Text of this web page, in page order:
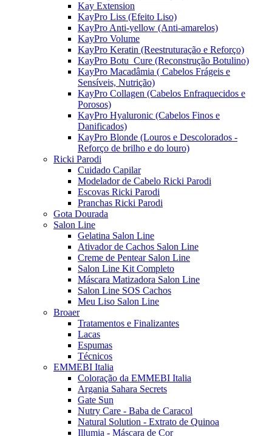
Kay Extension
KayPro Liss (Efeito Liso)
KayPro Anti-yellow (Anti-amarelos)
KayPro Volume
KayPro Keratin (Reestruturação e Reforço)
KayPro Botu_Cure (Reconstrução Botulino)
KayPro Macadâmia ( Cabelos Frágeis e
Sensíveis, Nutrição)
KayPro Collagen (Cabelos Enfraquecidos e
Porosos)
KayPro Hyaluronic (Cabelos Finos e
Danificados)
KayPro Blonde (Louros e Descolorados -
Reforço de brilho e do louro)
Ricki Parodi
Cuidado Capilar
Modelador de Cabelo Ricki Parodi
Escovas Ricki Parodi
Pranchas Ricki Parodi
Gota Dourada
Salon Line
Gelatina Salon Line
Ativador de Cachos Salon Line
Creme de Pentear Salon Line
Salon Line Kit Completo
Máscara Matizadora Salon Line
Salon Line SOS Cachos
Meu Liso Salon Line
Broaer
Tratamentos e Finalizantes
Lacas
Espumas
Técnicos
EMMEBI Italia
Coloração da EMMEBI Italia
Argania Sahara Secrets
Gate Sun
Nutry Care - Baba de Caracol
Natural Solution - Extrato de Quinoa
Illumia - Máscara de Cor